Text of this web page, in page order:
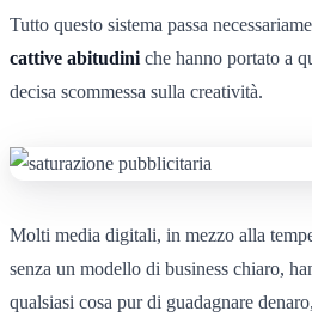
Tutto questo sistema passa
cattive abitudini che hanno portato a
decisa scommessa sulla creatività.
Molti media digitali, in mezzo alla
senza un modello di business chiaro,
qualsiasi cosa pur di guadagnare